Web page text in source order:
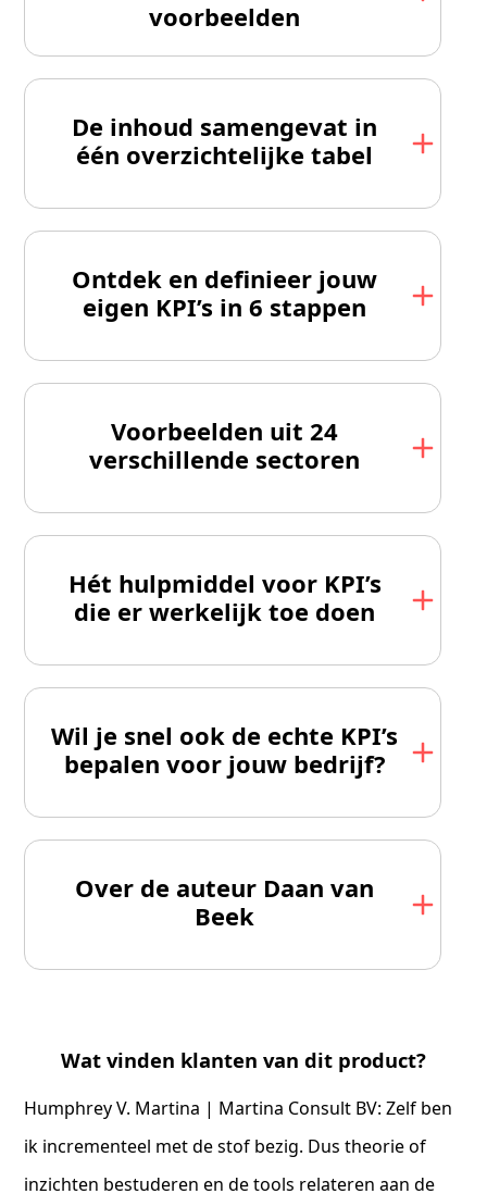
voorbeelden
De inhoud samengevat in
één overzichtelijke tabel
Ontdek en definieer jouw
eigen KPI’s in 6 stappen
Voorbeelden uit 24
verschillende sectoren
Hét hulpmiddel voor KPI’s
die er werkelijk toe doen
Wil je snel ook de echte KPI’s
bepalen voor jouw bedrijf?
Over de auteur Daan van
Beek
Wat vinden klanten van dit product?
Humphrey V. Martina | Martina Consult BV: Zelf ben
ik incrementeel met de stof bezig. Dus theorie of
inzichten bestuderen en de tools relateren aan de